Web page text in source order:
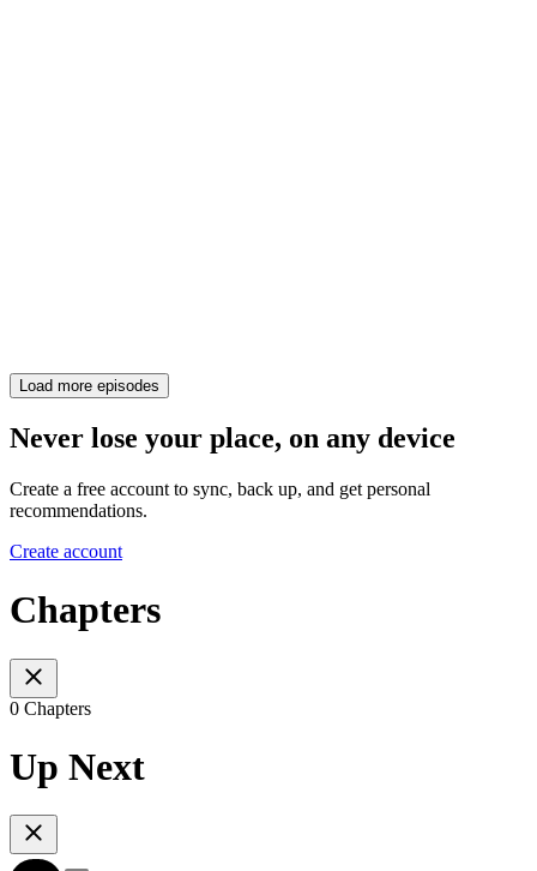
Load more episodes
Never lose your place, on any device
Create a free account to sync, back up, and get personal
recommendations.
Create account
Chapters
0 Chapters
Up Next